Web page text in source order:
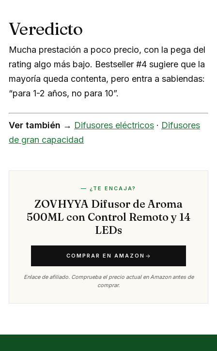
Veredicto
Mucha prestación a poco precio, con la pega del
rating algo más bajo. Bestseller #4 sugiere que la
mayoría queda contenta, pero entra a sabiendas:
“para 1-2 años, no para 10”.
Ver también → Difusores eléctricos · Difusores
de gran capacidad
— ¿TE ENCAJA?
ZOVHYYA Difusor de Aroma
500ML con Control Remoto y 14
LEDs
COMPRAR EN AMAZON
Enlace de afiliado. Comprueba el precio actual en Amazon antes de
comprar.